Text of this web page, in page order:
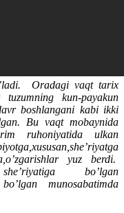
Oradagi vaqt tarix
kun-payakun
boshlangani kabi ikki
Bu vaqt mobaynida
ruhoniyatida ulkan
yuz berdi.
bo’lgan
munosabatimda